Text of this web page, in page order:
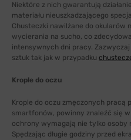
Niektóre z nich gwarantują
materiału nieuszkadzającego
Chusteczki nawilżane do okularów
wycierania na sucho, co
intensywnych dni pracy.
sztuk tak jak w przypadku
Krople do oczu
Krople do oczu zmęczonych pracą
smartfonów, powinny znaleźć się
ochrony wymagają nie tylko osoby
Spędzając długie godziny przed